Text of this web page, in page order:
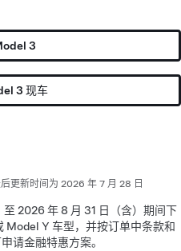
3
3 现车
更新时间为 2026 年 7 月 28 日
2026 年 8 月 31 日（含）期间下
Model Y 车型，并按订单中条款和
请金融特惠方案。